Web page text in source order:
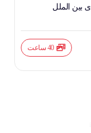
بین الملل
40 ساعت